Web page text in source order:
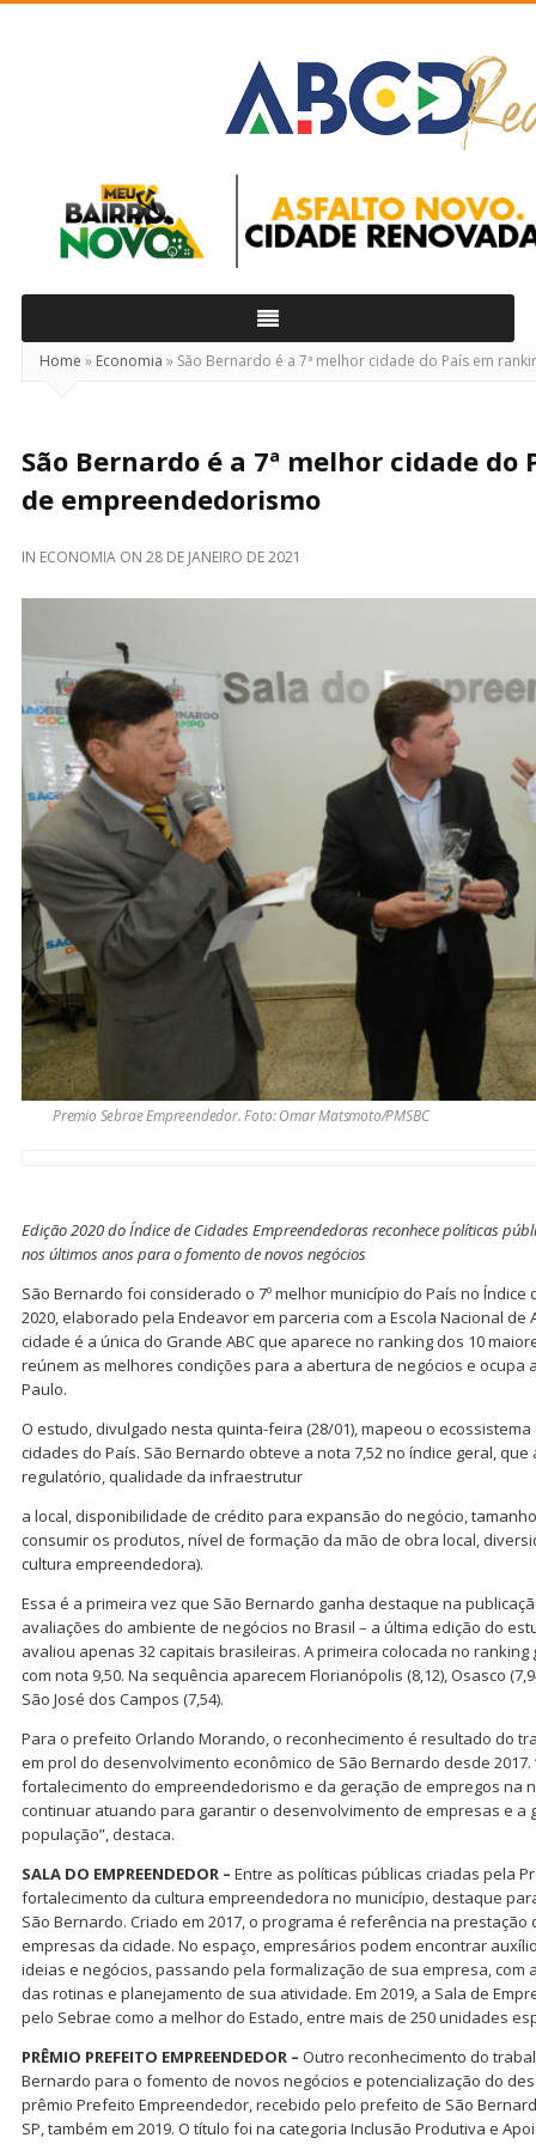
Real
Home » Economia » São Bernardo é a 7ª melhor cidade do País em
São Bernardo é a 7ª melhor cidade
de empreendedorismo
IN ECONOMIA ON 28 DE JANEIRO DE 2021
Premio Sebrae Empreendedor. Foto: Omar Matsmoto/PMSBC
Edição 2020 do Índice de Cidades Empreendedoras reconhece políticas
nos últimos anos para o fomento de novos negócios
São Bernardo foi considerado o 7º melhor município do País no
2020, elaborado pela Endeavor em parceria com a Escola Nacional de
cidade é a única do Grande ABC que aparece no ranking dos 10
reúnem as melhores condições para a abertura de negócios e ocupa
Paulo.
O estudo, divulgado nesta quinta-feira (28/01), mapeou o
cidades do País. São Bernardo obteve a nota 7,52 no índice geral,
regulatório, qualidade da infraestrutur
a local, disponibilidade de crédito para expansão do negócio,
consumir os produtos, nível de formação da mão de obra local,
cultura empreendedora).
Essa é a primeira vez que São Bernardo ganha destaque na
avaliações do ambiente de negócios no Brasil – a última edição do
avaliou apenas 32 capitais brasileiras. A primeira colocada no ranking
com nota 9,50. Na sequência aparecem Florianópolis (8,12), Osasco
São José dos Campos (7,54).
Para o prefeito Orlando Morando, o reconhecimento é resultado do
em prol do desenvolvimento econômico de São Bernardo desde
fortalecimento do empreendedorismo e da geração de empregos na
continuar atuando para garantir o desenvolvimento de empresas e a
população”, destaca.
SALA DO EMPREENDEDOR – Entre as políticas públicas criadas pela
fortalecimento da cultura empreendedora no município, destaque
São Bernardo. Criado em 2017, o programa é referência na
empresas da cidade. No espaço, empresários podem encontrar
ideias e negócios, passando pela formalização de sua empresa, com
das rotinas e planejamento de sua atividade. Em 2019, a Sala de
pelo Sebrae como a melhor do Estado, entre mais de 250 unidades
PRÊMIO PREFEITO EMPREENDEDOR – Outro reconhecimento do
Bernardo para o fomento de novos negócios e potencialização do
prêmio Prefeito Empreendedor, recebido pelo prefeito de São
SP, também em 2019. O título foi na categoria Inclusão Produtiva e